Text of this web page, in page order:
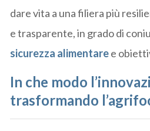
dare vita a una filiera più
e trasparente, in grado di
sicurezza alimentaree
In che modo
trasformando